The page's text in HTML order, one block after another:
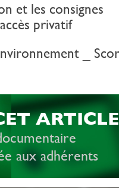
et les consignes
privatif
_
ARTICLE
aux adhérents